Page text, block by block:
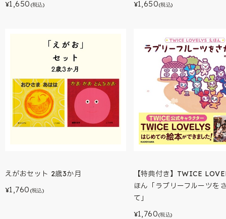
¥1,650 (税込) ¥1,650(税込)
えがおセット 2歳3か月
¥1,760 (税込)
【特典付き】TWICE
ほん「ラブリーフルーツを
て」
¥1,760(税込)